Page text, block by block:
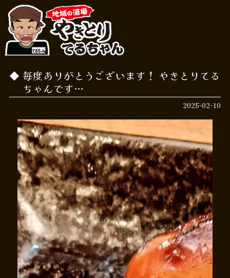
毎度ありがとうございます！ やきとりてる
ちゃんです…
2025-02-10